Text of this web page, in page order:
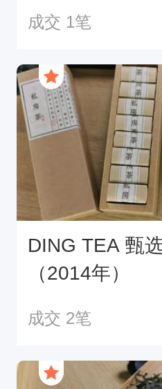
成交 1笔
DING TEA 甄
（2014年）
成交 2笔